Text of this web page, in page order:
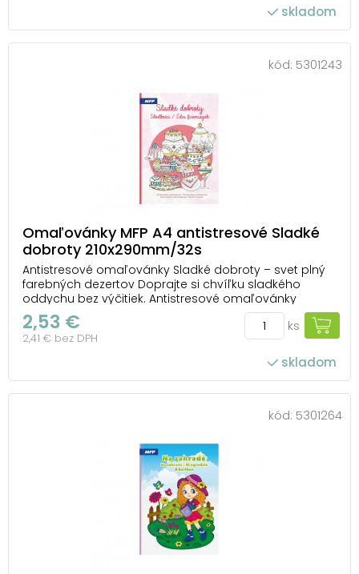
skladom
kód: 5301243
Omaľovánky MFP A4 antistresové Sladké
dobroty 210x290mm/32s
Antistresové omaľovánky Sladké dobroty – svet plný
farebných dezertov Doprajte si chvíľku sladkého
oddychu bez výčitiek. Antistresové omaľovánky
Sladké dobroty od MFP vás zavedú do sveta tort,
zákuskov, cupcakeov a lahodných dezertov, ktoré
čakajú, až im dodáte farby. Každý obrázok pripomín...
2,53 €
2,41 € bez DPH
ks
skladom
kód: 5301264